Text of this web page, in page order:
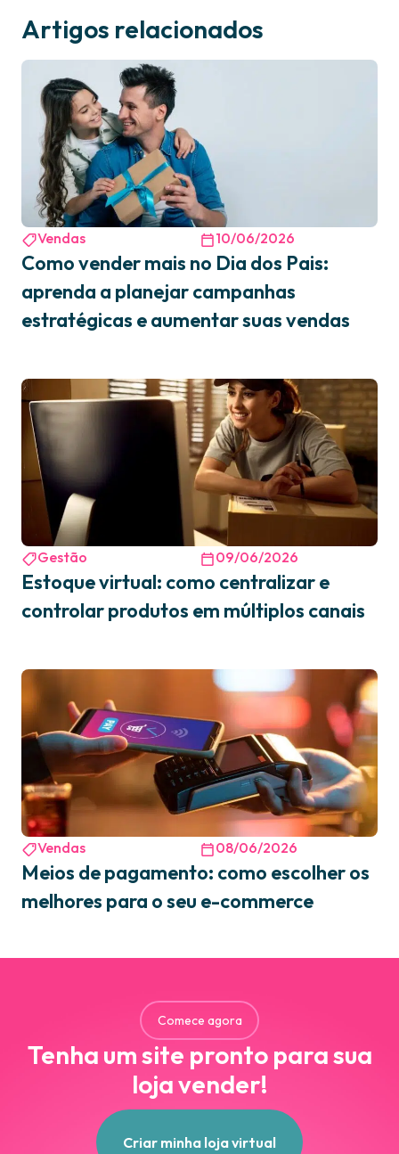
Artigos relacionados
Vendas 10/06/2026
Como vender mais no Dia dos Pais:
aprenda a planejar campanhas
estratégicas e aumentar suas vendas
Gestão 09/06/2026
Estoque virtual: como centralizar e
controlar produtos em múltiplos canais
Vendas 08/06/2026
Meios de pagamento: como escolher os
melhores para o seu e-commerce
Comece agora
Tenha um site pronto para sua
loja vender!
Criar minha loja virtual